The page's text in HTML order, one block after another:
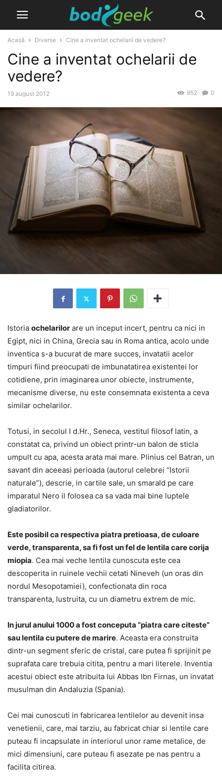
Acasă Diverse Cine a inventat ochelarii de vedere?
Cine a inventat ochelarii de
vedere?
19 august 2012 0
952
Istoria ochelarilor are un inceput incert, pentru ca nici in
Egipt, nici in China, Grecia sau in Roma antica, acolo unde
inventica s-a bucurat de mare succes, invatatii acelor
timpuri fiind preocupati de imbunatatirea existentei lor
cotidiene, prin imaginarea unor obiecte, instrumente,
mecanisme diverse, nu este consemnata existenta a ceva
similar ochelarilor.
Totusi, in secolul I d.Hr., Seneca, vestitul filosof latin, a
constatat ca, privind un obiect printr-un balon de sticla
umpult cu apa, acesta arata mai mare. Plinius cel Batran, un
savant din aceeasi perioada (autorul celebrei “Istorii
naturale”), descrie, in cartile sale, un smarald pe care
imparatul Nero il folosea ca sa vada mai bine luptele
gladiatorilor.
Este posibil ca respectiva piatra pretioasa, de culoare
verde, transparenta, sa fi fost un fel de lentila care corija
miopia. Cea mai veche lentila cunoscuta este cea
descoperita in ruinele vechii cetati Nineveh (un oras din
nordul Mesopotamiei), confectionata din roca
transparenta, lustruita, cu un diametru extrem de mic.
In jurul anului 1000 a fost conceputa “piatra care citeste”
sau lentila cu putere de marire. Aceasta era construita
dintr-un segment sferic de cristal, care putea fi sprijinit pe
suprafata care trebuia citita, pentru a mari literele. Inventia
acestui obiect este atribuita lui Abbas Ibn Firnas, un invatat
musulman din Andaluzia (Spania).
Cei mai cunoscuti in fabricarea lentilelor au devenit insa
venetienii, care, mai tarziu, au fabricat chiar si lentile care
puteau fi incapsulate in interiorul unor rame metalice, de
mici dimensiuni, care puteau fi asezate pe nas pentru a
facilita citirea.